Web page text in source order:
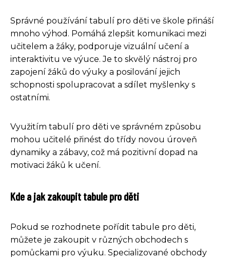
Správné používání tabulí pro děti ve škole přináší
mnoho výhod. Pomáhá zlepšit komunikaci mezi
učitelem a žáky, podporuje vizuální učení a
interaktivitu ve výuce. Je to skvělý nástroj pro
zapojení žáků do výuky a posilování jejich
schopnosti spolupracovat a sdílet myšlenky s
ostatními.
Využitím tabulí pro děti ve správném způsobu
mohou učitelé přinést do třídy novou úroveň
dynamiky a zábavy, což má pozitivní dopad na
motivaci žáků k učení.
Kde a jak zakoupit tabule pro děti
Pokud se rozhodnete pořídit tabule pro děti,
můžete je zakoupit v různých obchodech s
pomůckami pro výuku. Specializované obchody